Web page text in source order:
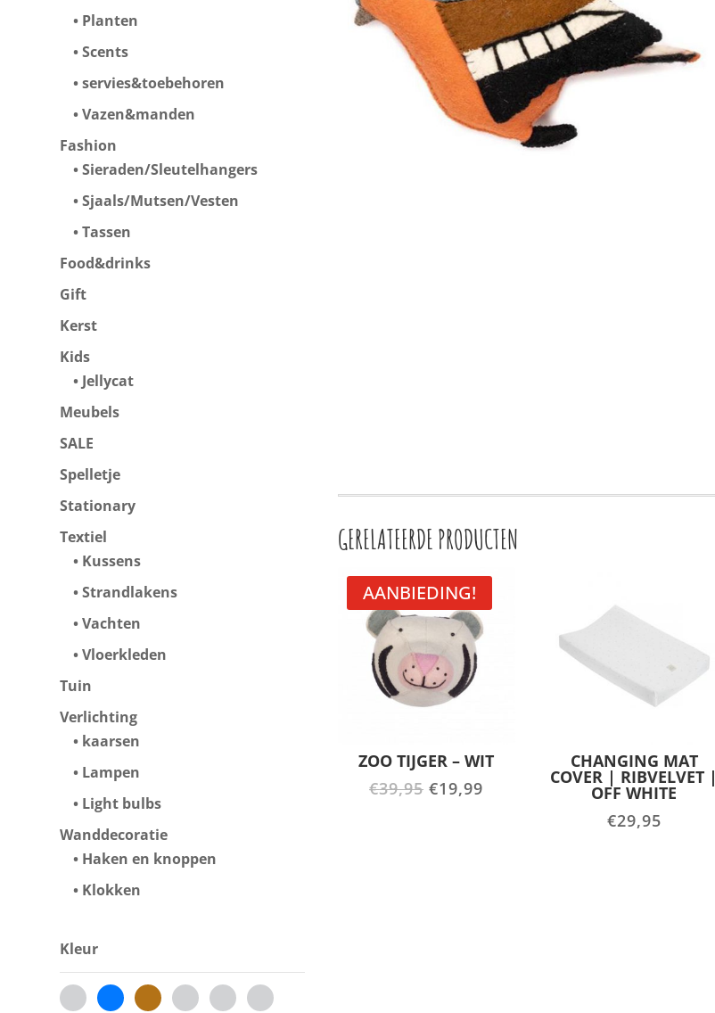
Planten
Scents
servies&toebehoren
Vazen&manden
Fashion
Sieraden/Sleutelhangers
Sjaals/Mutsen/Vesten
Tassen
Food&drinks
Gift
Kerst
Kids
Jellycat
Meubels
SALE
Spelletje
Stationary
Textiel
Kussens
Strandlakens
Vachten
Vloerkleden
Tuin
Verlichting
kaarsen
Lampen
Light bulbs
Wanddecoratie
Haken en knoppen
Klokken
Kleur
beige blauw bruin
celebrate-chateau-creme
GERELATEERDE PRODUCTEN
AANBIEDING!
ZOO TIJGER – WIT
€39,95 Oorspronkelijke
€19,99
CHANGING MAT
COVER | RIBVELVET |
OFF WHITE
€29,95